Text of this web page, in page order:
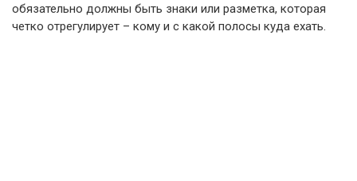
обязательно должны быть знаки или разметка, которая
четко отрегулирует – кому и с какой полосы куда ехать.